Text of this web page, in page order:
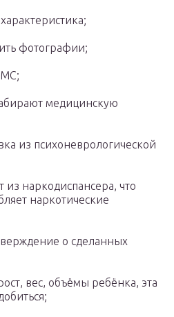
фотографии;
медицинскую
из психоневрологической
из наркодиспансера, что
наркотические
о сделанных
вес, объёмы ребёнка, эта